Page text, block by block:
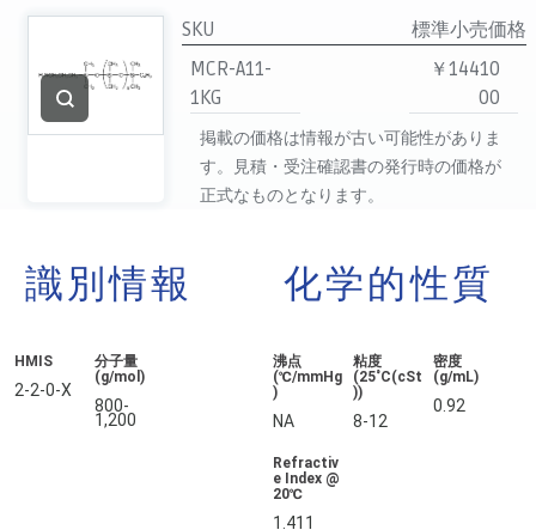
代理店一覧
製品検索
見積発行
SKU
標準小売価格
MCR-A11-
1KG
￥14410
00
掲載の価格は情報が古い可能性がありま
す。見積・受注確認書の発行時の価格が
正式なものとなります。
識別情報
HMIS
2-2-0-X
分子量
(g/mol)
800-
1,200
化学的性質
沸点
(℃/mmHg
)
NA
粘度
(25˚C(cSt
))
8-12
密度
(g/mL)
0.92
Refractiv
e Index @
20℃
1.411